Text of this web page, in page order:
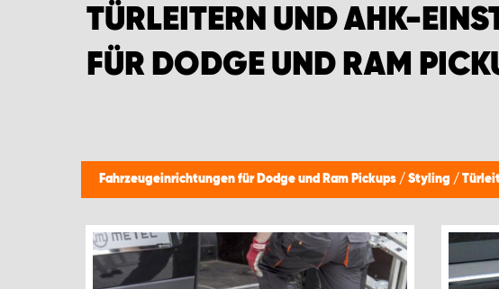
TÜRLEITERN UND AHK-
FÜR DODGE UND RAM
Fahrzeugeinrichtungen für Dodge und Ram Pickups / Styling /